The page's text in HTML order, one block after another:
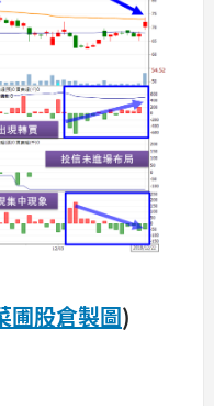
圃股倉製圖)